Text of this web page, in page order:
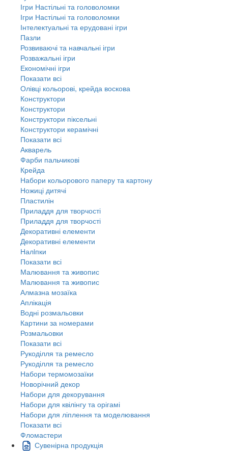
Ігри Настільні та головоломки
Ігри Настільні та головоломки
Інтелектуальні та ерудовані ігри
Пазли
Розвиваючі та навчальні ігри
Розважальні ігри
Економічні ігри
Показати всі
Олівці кольорові, крейда воскова
Конструктори
Конструктори
Конструктори піксельні
Конструктори керамічні
Показати всі
Акварель
Фарби пальчикові
Крейда
Набори кольорового паперу та картону
Ножиці дитячі
Пластилін
Приладдя для творчості
Приладдя для творчості
Декоративні елементи
Декоративні елементи
Налiпки
Показати всі
Малювання та живопис
Малювання та живопис
Алмазна мозаїка
Аплікація
Водні розмальовки
Картини за номерами
Розмальовки
Показати всі
Рукоділля та ремесло
Рукоділля та ремесло
Набори термомозаїки
Новорічний декор
Набори для декорування
Набори для квілінгу та орігамі
Набори для ліплення та моделювання
Показати всі
Фломастери
Сувенірна продукція